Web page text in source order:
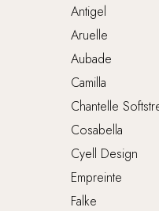
Antigel
Aruelle
Aubade
Camilla
Chantelle
Cosabella
Cyell Design
Empreinte
Falke